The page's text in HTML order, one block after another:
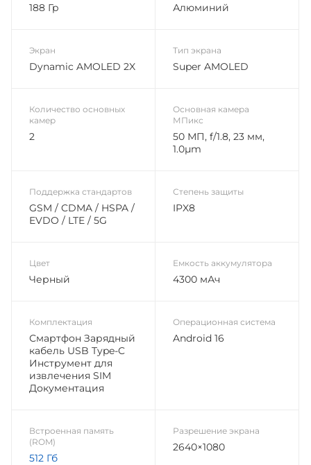
188 Гр Алюминий
Экран
Dynamic AMOLED 2X
Тип экрана
Super AMOLED
Количество основных
камер
2
Основная камера
МПикс
50 МП, f/1.8, 23 мм,
1.0µm
Поддержка стандартов
GSM / CDMA / HSPA /
EVDO / LTE / 5G
Степень защиты
IPX8
Цвет
Черный
Емкость аккумулятора
4300 мАч
Комплектация
Смартфон Зарядный
кабель USB Type-C
Инструмент для
извлечения SIM
Документация
Операционная система
Android 16
Встроенная память
(ROM)
512 Гб
Разрешение экрана
2640×1080